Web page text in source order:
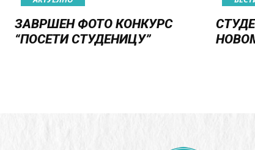
ЗАВРШЕН ФОТО КОНКУРС
“ПОСЕТИ СТУДЕНИЦУ”